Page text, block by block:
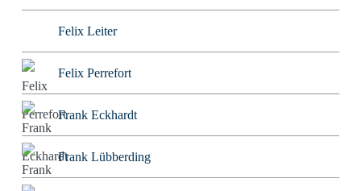
Felix Leiter
Felix Perrefort
Frank Eckhardt
Frank Lübberding